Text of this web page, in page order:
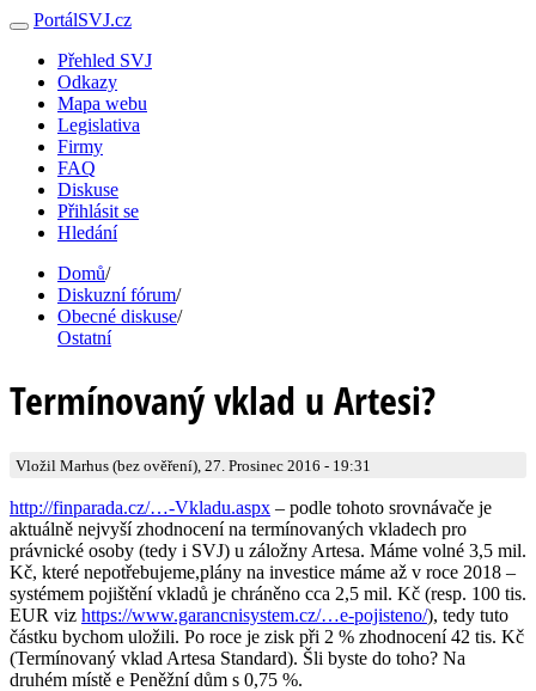
PortálSVJ.cz
Přehled SVJ
Odkazy
Mapa webu
Legislativa
Firmy
FAQ
Diskuse
Přihlásit se
Hledání
Domů/
Diskuzní fórum/
Obecné diskuse/
Ostatní
Termínovaný vklad u Artesi?
Vložil Marhus (bez ověření), 27. Prosinec 2016 - 19:31
http://finparada.cz/…-Vkladu.aspx – podle tohoto srovnávače je
aktuálně nejvyší zhodnocení na termínovaných vkladech pro
právnické osoby (tedy i SVJ) u záložny Artesa. Máme volné 3,5 mil.
Kč, které nepotřebujeme,plány na investice máme až v roce 2018 –
systémem pojištění vkladů je chráněno cca 2,5 mil. Kč (resp. 100 tis.
EUR viz https://www.garancnisystem.cz/…e-pojisteno/), tedy tuto
částku bychom uložili. Po roce je zisk při 2 % zhodnocení 42 tis. Kč
(Termínovaný vklad Artesa Standard). Šli byste do toho? Na
druhém místě e Peněžní dům s 0,75 %.